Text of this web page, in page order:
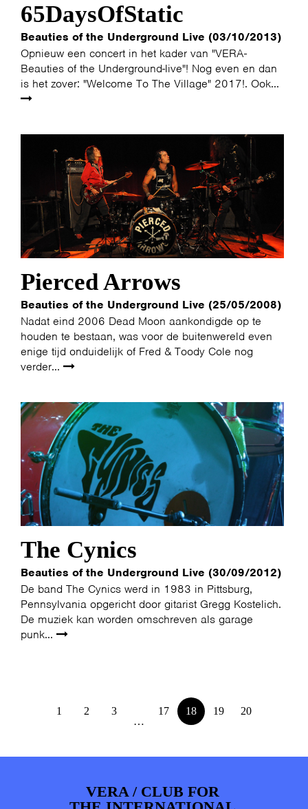
65DaysOfStatic
Beauties of the Underground Live (03/10/2013)
Opnieuw een concert in het kader van "VERA-
Beauties of the Underground-live"! Nog even en dan
is het zover: "Welcome To The Village" 2017!. Ook...
Pierced Arrows
Beauties of the Underground Live (25/05/2008)
Nadat eind 2006 Dead Moon aankondigde op te
houden te bestaan, was voor de buitenwereld even
enige tijd onduidelijk of Fred & Toody Cole nog
verder...
The Cynics
Beauties of the Underground Live (30/09/2012)
De band The Cynics werd in 1983 in Pittsburg,
Pennsylvania opgericht door gitarist Gregg Kostelich.
De muziek kan worden omschreven als garage
punk...
1 2
3
…
17 18 19 20
VERA / CLUB FOR